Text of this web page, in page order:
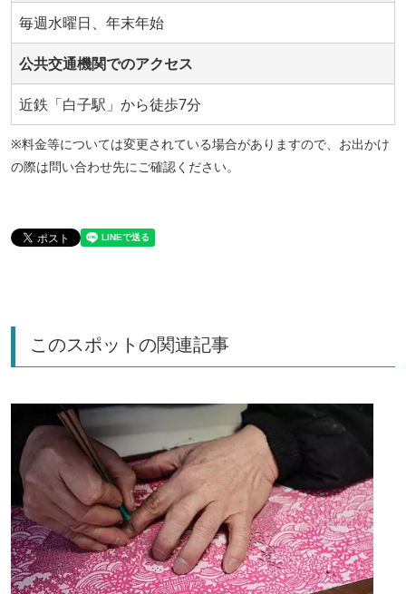
毎週水曜日、年末年始
公共交通機関でのアクセス
近鉄「白子駅」から徒歩7分
※料金等については変更されている場合がありますので、お出かけ
の際は問い合わせ先にご確認ください。
このスポットの関連記事